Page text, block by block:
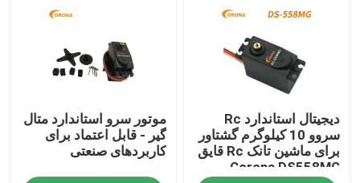
صفحه اصلی
محصولات
دیجیتال استاندارد Rc
سروو 10 کیلوگرم گشتاور
برای ماشین تانک Rc قایق
Corona DS558MG
موتور سرو استاندارد متال
گیر - قابل اعتماد برای
کاربردهای صنعتی